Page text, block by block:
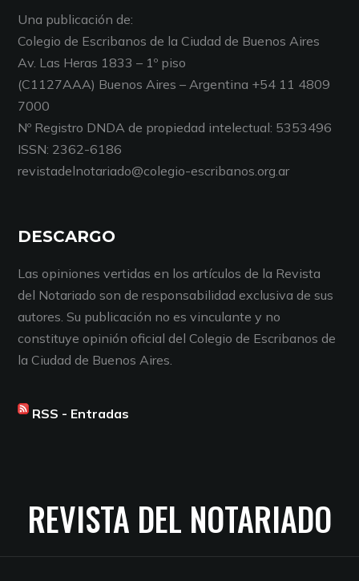
Una publicación de:
Colegio de Escribanos de la Ciudad de Buenos Aires
Av. Las Heras 1833 – 1º piso
(C1127AAA) Buenos Aires – Argentina +54 11 4809
7000
Nº Registro DNDA de propiedad intelectual: 5353496
ISSN: 2362-6186
revistadelnotariado@colegio-escribanos.org.ar
DESCARGO
Las opiniones vertidas en los artículos de la Revista
del Notariado son de responsabilidad exclusiva de sus
autores. Su publicación no es vinculante y no
constituye opinión oficial del Colegio de Escribanos de
la Ciudad de Buenos Aires.
RSS - Entradas
REVISTA DEL NOTARIADO